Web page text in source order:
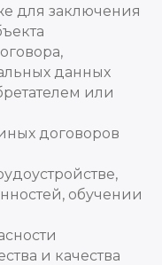
для заключения
данных
или
договоров
обучении
и качества